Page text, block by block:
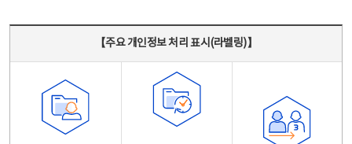
【주요 개인정보 처리 표시(라벨링)】